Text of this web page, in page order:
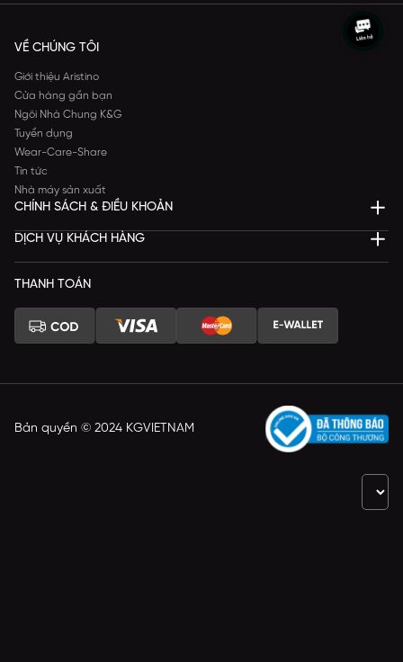
VỀ CHÚNG TÔI
Giới thiệu Aristino
Cửa hàng gần bạn
Ngôi Nhà Chung K&G
Tuyển dụng
Wear-Care-Share
Tin tức
Nhà máy sản xuất
CHÍNH SÁCH & ĐIỀU KHOẢN
DỊCH VỤ KHÁCH HÀNG
THANH TOÁN
Bản quyền © 2024 KGVIETNAM